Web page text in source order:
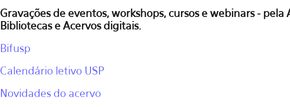
Gravações de eventos, workshops, cursos e webinars - pela
Bibliotecas e Acervos digitais.
Bifusp
Calendário letivo USP
Novidades do acervo